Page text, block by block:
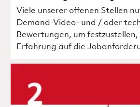
Viele unserer offenen Stellen
Demand-Video- und / oder
Bewertungen, um festzustellen,
Erfahrung auf die